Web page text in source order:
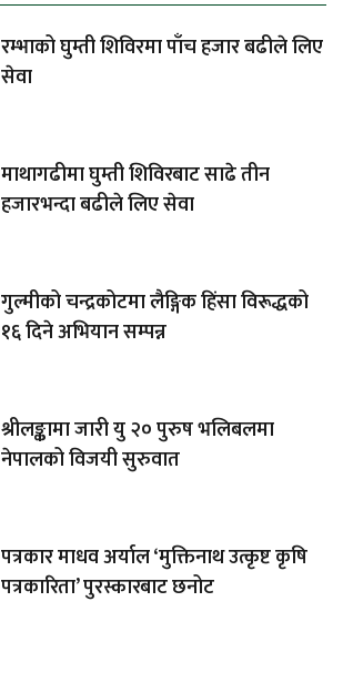
रम्भाको घुम्ती शिविरमा पाँच हजार बढीले लिए
सेवा
माथागढीमा घुम्ती शिविरबाट साढे तीन
हजारभन्दा बढीले लिए सेवा
गुल्मीको चन्द्रकोटमा लैङ्गिक हिंसा विरूद्धको
१६ दिने अभियान सम्पन्न
श्रीलङ्कामा जारी यु २० पुरुष भलिबलमा
नेपालको विजयी सुरुवात
पत्रकार माधव अर्याल ‘मुक्तिनाथ उत्कृष्ट कृषि
पत्रकारिता’ पुरस्कारबाट छनोट